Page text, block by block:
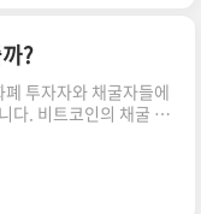
요. 제가 다녀왔던 곳
세요 한인마트입니
코벤트가든역 근처의
크고 근처에 떡볶이집
어요. 겸사겸사 함께
2. Oseyo 엔젤엔젤 이
입..
?
투자자와 채굴자들에
다. 비트코인의 채굴 보
과정은 공급량 감소를
화를 줍니다. 이러한 변
지에 대한 논의는 투
심적인 요소로 작용합